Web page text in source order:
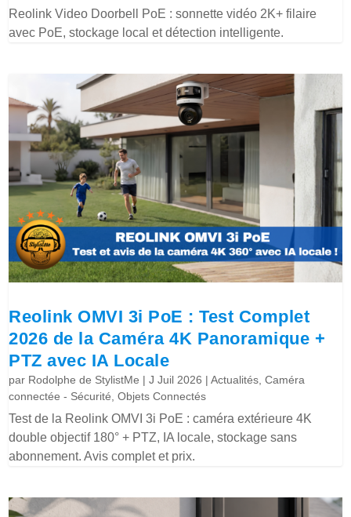
Reolink Video Doorbell PoE : sonnette vidéo 2K+ filaire
avec PoE, stockage local et détection intelligente.
Reolink OMVI 3i PoE : Test Complet
2026 de la Caméra 4K Panoramique +
PTZ avec IA Locale
par Rodolphe de StylistMe |J Juil 2026 |Actualités ,Caméra
connectée - Sécurité ,Objets Connectés
Test de la Reolink OMVI 3i PoE : caméra extérieure 4K
double objectif 180° + PTZ, IA locale, stockage sans
abonnement. Avis complet et prix.